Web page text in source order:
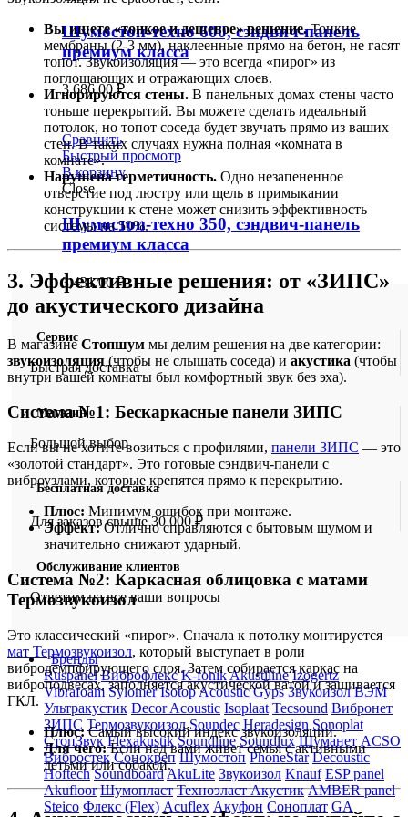
Шумостоп-техно 600, сэндвич-панель
премиум класса
3,686.00₽
Сравнить
Быстрый просмотр
В корзину
Close
Шумостоп-техно 350, сэндвич-панель
премиум класса
3,431.00₽
Сервис
Быстрая доставка
Магазин
Большой выбор
Бесплатная доставка
Для заказов свыше 30 000 ₽
Обслуживание клиентов
Ответим на все ваши вопросы
Бренды
Ruspanel Виброфлекс K-fonikAkustiline Izogertz
Vibrafoam Sylomer IsotopAcoustic Gyps Звукоизол ВЭМ
Ультракустик Decor Acoustic Isoplaat Tecsound Вибронет
ЗИПС Термозвукоизол Soundec Heradesign Sonoplat
СтопЗвук Flexakustik Soundline Soundlux Шуманет ACSO
Вибростек Сонокреп Шумостоп PhoneStar Decoustic
Hoftech Soundboard AkuLite Звукоизол Knauf ESP panel
Akufloor Шумопласт Техноэласт Акустик AMBER panel
Steico Флекс (Flex) Acuflex Акуфон Соноплат GA
Вы ищете «тонкое и дешевое» решение.Тонкие
мембраны (2-3 мм), наклеенные прямо на бетон, не гасят
топот. Звукоизоляция — это всегда «пирог» из
поглощающих и отражающих слоев.
Игнорируются стены. В панельных домах стены часто
тоньше перекрытий. Вы можете сделать идеальный
потолок, но топот соседа будет звучать прямо из ваших
стен. В таких случаях нужна полная «комната в
комнате».
Нарушена герметичность. Одно незапененное
отверстие под люстру или щель в примыкании
конструкции к стене может снизить эффективность
системы на 50%.
3. Эффективные решения: от «ЗИПС»
до акустического дизайна
В магазинеСтопшум мы делим решения на две категории:
звукоизоляция (чтобы не слышать соседа) и акустика (чтобы
внутри вашей комнаты был комфортный звук без эха).
Система №1: Бескаркасные панели ЗИПС
Если вы не хотите возиться с профилями, панели ЗИПС — это
«золотой стандарт». Это готовые сэндвич-панели с
виброузлами, которые крепятся прямо к перекрытию.
Плюс: Минимум ошибок при монтаже.
Эффект:Отлично справляются с бытовым шумом и
значительно снижают ударный.
Система №2: Каркасная облицовка с матами
Термозвукоизол
Это классический «пирог». Сначала к потолку монтируется
мат Термозвукоизол, который выступает в роли
вибродемпфирующего слоя. Затем собирается каркас на
виброподвесах, заполняется акустической ватой и зашивается
ГКЛ.
Плюс:Самый высокий индекс звукоизоляции.
Для чего:Если над вами живет семья с активными
детьми или собакой.